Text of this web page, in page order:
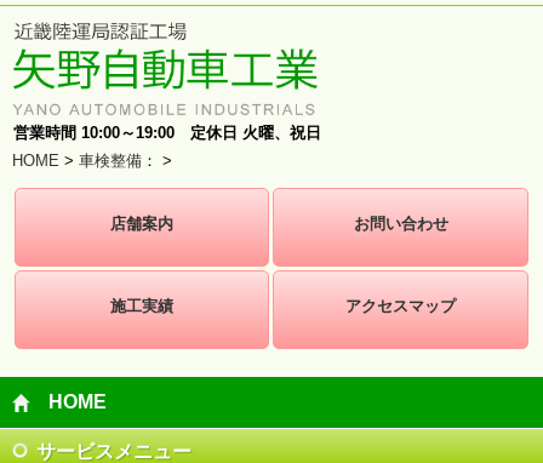
営業時間 10:00～19:00 定休日 火曜、祝日
HOME > 車検整備 ： >
店舗案内 お問い合わせ
施工実績 アクセスマップ
HOME
サービスメニュー